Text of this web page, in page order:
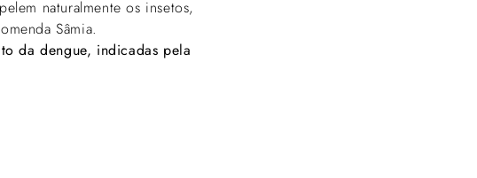
naturalmente os insetos,
Sâmia.
da dengue, indicadas pela